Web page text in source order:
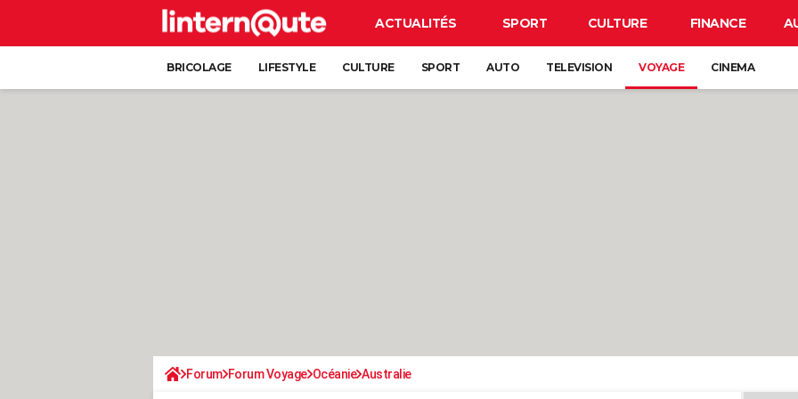
ACTUALITÉS SPORT CULTURE FINANCE
BRICOLAGE LIFESTYLE CULTURE SPORT AUTO TELEVISION VOYAGE CINEMA
Forum Forum Voyage Océanie Australie